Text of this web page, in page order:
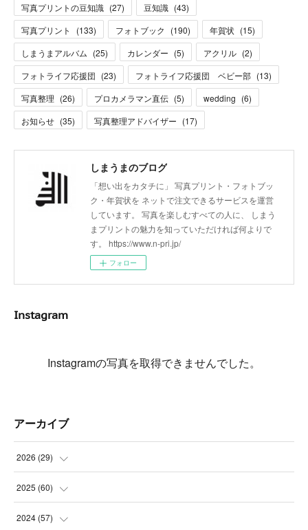
写真プリントの豆知識 (27) 豆知識 (43)
写真プリント
(133) フォトブック (190) 年賀状 (15)
しまうまアルバム (25) カレンダー (5) アクリル (2)
フォトライフ応援団 (23) フォトライフ応援団 ベビー部 (13)
写真整理 (26) プロカメラマン直伝 (5) wedding (6)
お知らせ (35) 写真整理アドバイザー (17)
しまうまのブログ
「想い出をカタチに」 写真プリント・フォトブッ
ク・年賀状を ネットで注文できるサービスを運営
しています。 写真を楽しむすべての人に、 しまう
まプリントの魅力を知っていただければ何よりで
す。 https://www.n-pri.jp/
フォロー
Instagram
Instagramの写真を取得できませんでした。
アーカイブ
2026 (29)
(5
(3
2025 (60)
(3
2024 (57)